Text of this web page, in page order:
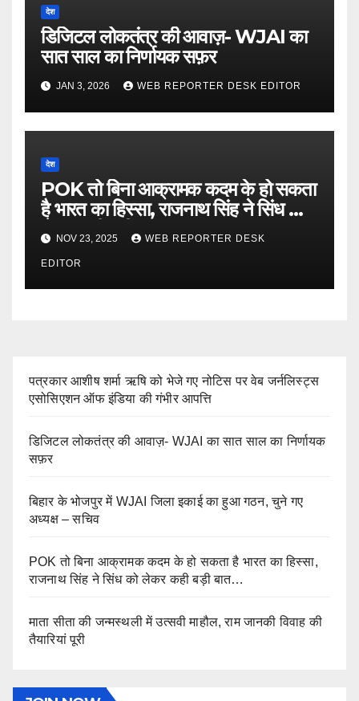
देश
डिजिटल लोकतंत्र की आवाज़- WJAI का
सात साल का निर्णायक सफ़र
JAN 3, 2026 WEB REPORTER DESK EDITOR
देश
POK तो बिना आक्रामक कदम के हो सकता
है भारत का हिस्सा, राजनाथ सिंह ने सिंध को
लेकर कही बड़ी बात…
NOV 23, 2025 WEB REPORTER DESK
EDITOR
पत्रकार आशीष शर्मा ऋषि को भेजे गए नोटिस पर वेब जर्नलिस्ट्स
एसोसिएशन ऑफ इंडिया की गंभीर आपत्ति
डिजिटल लोकतंत्र की आवाज़- WJAI का सात साल का निर्णायक
सफ़र
बिहार के भोजपुर में WJAI जिला इकाई का हुआ गठन, चुने गए
अध्यक्ष – सचिव
POK तो बिना आक्रामक कदम के हो सकता है भारत का हिस्सा,
राजनाथ सिंह ने सिंध को लेकर कही बड़ी बात…
माता सीता की जन्मस्थली में उत्सवी माहौल, राम जानकी विवाह की
तैयारियां पूरी